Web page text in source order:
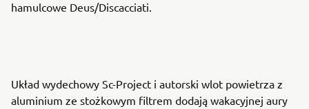
hamulcowe Deus/Discacciati.
Układ wydechowy Sc-Project i autorski wlot powietrza z
aluminium ze stożkowym filtrem dodają wakacyjnej aury